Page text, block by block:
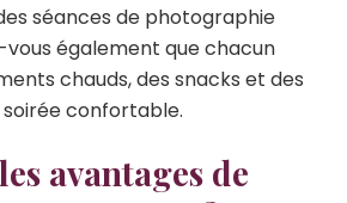
séances de photographie
vous également que chacun
chauds, des snacks et des
confortable.
avantages de